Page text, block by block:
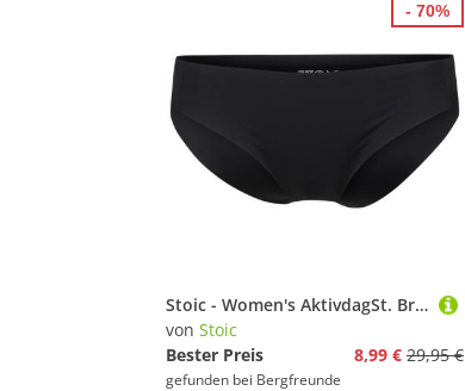
Stoic - Women's AktivdagSt. Brief 2-Pack - Kunstfaserunterwäsche Gr L/XL schwarz
von Stoic
Bester Preis
8,99 € 29,95 €
gefunden bei Bergfreunde
- 70%